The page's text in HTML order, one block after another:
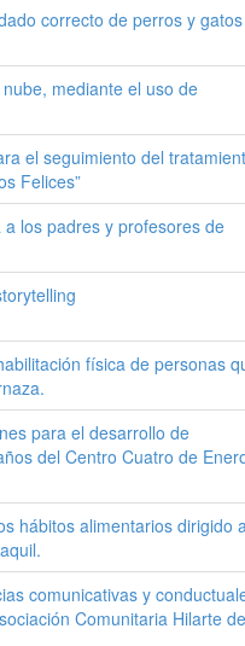
correcto de perros y gatos
mediante el uso de
el seguimiento del
Felices”
los padres y profesores de
física de personas
para el desarrollo de
del Centro Cuatro de
hábitos alimentarios dirigido
comunicativas y
Comunitaria Hilarte de